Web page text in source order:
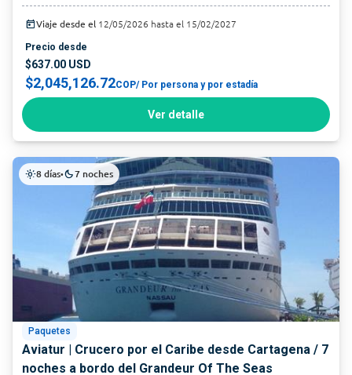
todayViaje desde el 12/05/2026 hasta el 15/02/2027
Precio desde
$637.00 USD
$2,045,126.72COP/ Por persona y por estadía
Ver detalle
light_mode8 días•dark_mode7 noches
Paquetes
Aviatur | Crucero por el Caribe desde Cartagena / 7
noches a bordo del Grandeur Of The Seas